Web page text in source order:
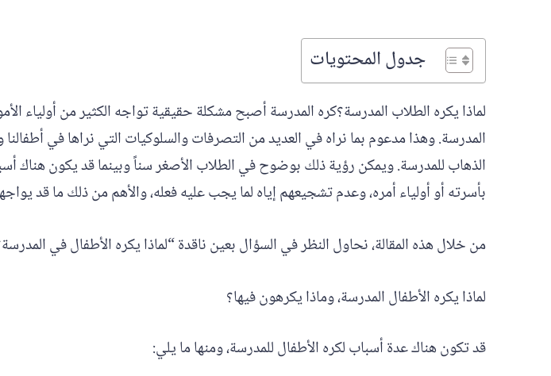
جدول المحتويات
لماذا يكره الطلاب المدرسة؟كره المدرسة أصبح مشكلة حقيقية تواجه الكثير من أولياء
المدرسة. وهذا مدعوم بما نراه في العديد من التصرفات والسلوكيات التي نراها في أطفالنا
الذهاب للمدرسة. ويمكن رؤية ذلك بوضوح في الطلاب الأصغر سناً وبينما قد يكون هناك
بأسرته أو أولياء أمره، وعدم تشجيعهم إياه لما يجب عليه فعله، والأهم من ذلك ما قد
من خلال هذه المقالة، نحاول النظر في السؤال بعين ناقدة “لماذا يكره الأطفال في
لماذا يكره الأطفال المدرسة، وماذا يكرهون فيها؟
قد تكون هناك عدة أسباب لكره الأطفال للمدرسة، ومنها ما يلي: